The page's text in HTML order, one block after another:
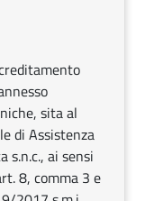
sita al
di Assistenza
s.n.c., ai sensi
8, comma 3 e